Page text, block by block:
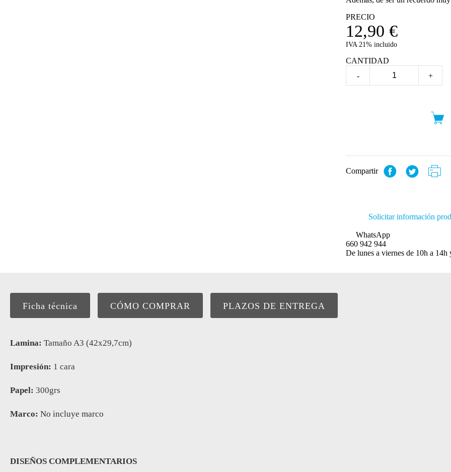
PRECIO
12,90 €
IVA 21% incluido
CANTIDAD
-
+
Compartir
Solicitar información
WhatsApp
660 942 944
De lunes a viernes de 10h a 14h
Ficha técnica CÓMO COMPRAR PLAZOS DE ENTREGA
Lamina: Tamaño A3 (42x29,7cm)
Impresión: 1 cara
Papel: 300grs
Marco: No incluye marco
DISEÑOS COMPLEMENTARIOS